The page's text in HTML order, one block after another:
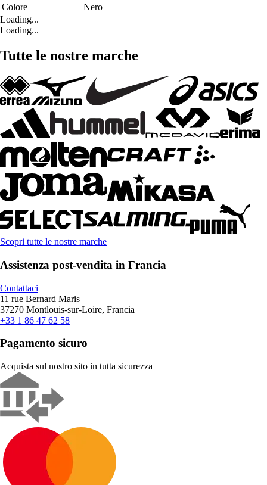
Colore
Nero
Loading...
Loading...
Tutte le nostre marche
Scopri tutte le nostre marche
Assistenza post-vendita in Francia
Contattaci
11 rue Bernard Maris
37270 Montlouis-sur-Loire, Francia
+33 1 86 47 62 58
Pagamento sicuro
Acquista sul nostro sito in tutta sicurezza